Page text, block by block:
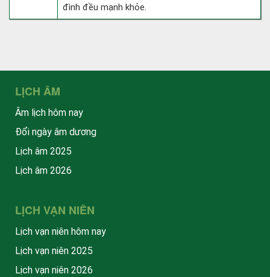
đình đều mạnh khỏe.
LỊCH ÂM
Âm lịch hôm nay
Đổi ngày âm dương
Lịch âm 2025
Lịch âm 2026
LỊCH VẠN NIÊN
Lịch vạn niên hôm nay
Lịch vạn niên 2025
Lịch vạn niên 2026